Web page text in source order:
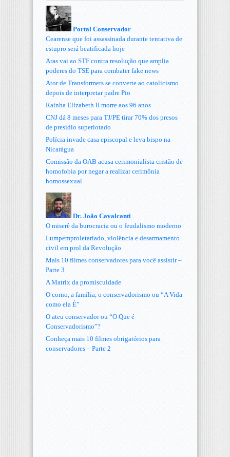
Portal Conservador
Cearense que foi assassinada durante tentativa de
estupro será beatificada hoje
Aras vai ao STF contra resolução que amplia
poderes do TSE para combater fake news
Ator de Transformers se converte ao catolicismo
depois de interpretar padre Pio
Rainha Elizabeth II morre aos 96 anos
CNJ dá 8 meses para TJ/PE tirar 70% dos presos
de presídio superlotado
Polícia invade casa episcopal e leva bispo na
Nicarágua
Comissão da OAB acusa cerimonialista cristão de
homofobia por negar a realizar cerimônia
homossexual
Dr. João Cavalcanti
O miserê da burocracia ou o feudalismo moderno
Lumpemproletariado, violência e desarmamento
civil em prol da Revolução
Mais 10 filmes conservadores para você assistir –
Parte 3
A Matrix da promiscuidade
O corno, a família, o conservadorismo ou “A Vida
como ela É”
O ateu conservador ou “O Que é
Conservadorismo”?
Conheça mais 10 filmes obrigatórios para
conservadores – Parte 2